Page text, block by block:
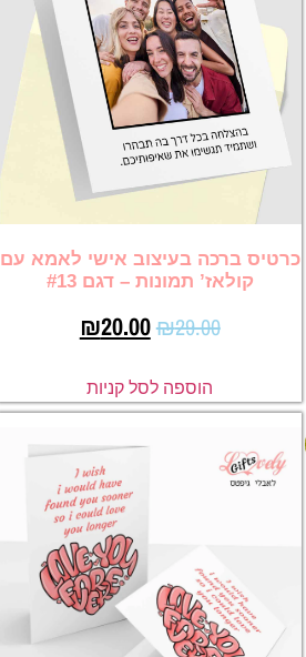
כרטיס ברכה בעיצוב אישי לאמא עם
קולאז’ תמונות – דגם #13
₪29.00
₪20.00
הוספה לסל קניות